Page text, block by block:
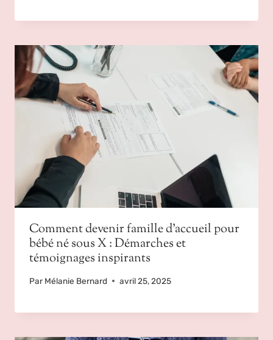
Comment devenir famille d’accueil pour
bébé né sous X : Démarches et
témoignages inspirants
Par Mélanie Bernard avril 25, 2025